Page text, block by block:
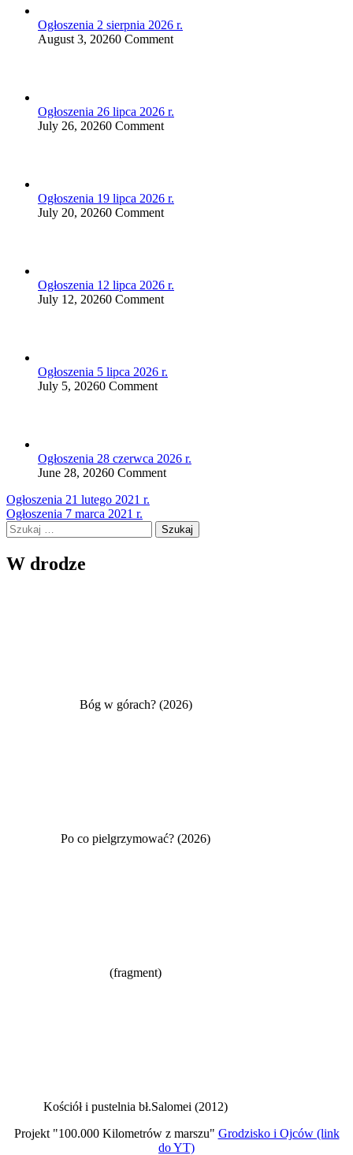
Ogłoszenia 2 sierpnia 2026 r.
August 3, 20260 Comment
Ogłoszenia 26 lipca 2026 r.
July 26, 20260 Comment
Ogłoszenia 19 lipca 2026 r.
July 20, 20260 Comment
Ogłoszenia 12 lipca 2026 r.
July 12, 20260 Comment
Ogłoszenia 5 lipca 2026 r.
July 5, 20260 Comment
Ogłoszenia 28 czerwca 2026 r.
June 28, 20260 Comment
Nawigacja
wpisu
Ogłoszenia 21 lutego 2021 r.
Ogłoszenia 7 marca 2021 r.
Szukaj:
W drodze
Bóg w górach? (2026)
Po co pielgrzymować? (2026)
(fragment)
Kościół i pustelnia bł.Salomei (2012)
Projekt "100.000 Kilometrów z marszu" Grodzisko i Ojców (link
do YT)